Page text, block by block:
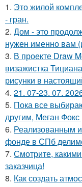
1. Это жилой
- гран.
2. Дом - это
нужен именно вам
3. В проекте Draw
визажистка
рисунки в
4. 21. 07-23. 07.
5. Пока все
другим, Меган
6. Реализованным
фонде в СПб
7. Смотрите,
заказчица!
8. Как создать